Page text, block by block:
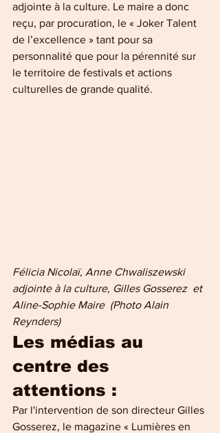
adjointe à la culture. Le maire a donc
reçu, par procuration, le « Joker Talent
de l’excellence » tant pour sa
personnalité que pour la pérennité sur
le territoire de festivals et actions
culturelles de grande qualité.
Félicia Nicolaï, Anne Chwaliszewski
adjointe à la culture, Gilles Gosserez  et
Aline-Sophie Maire  (Photo Alain
Reynders)
Les médias au
centre des
attentions :
Par l'intervention de son directeur Gilles
Gosserez, le magazine « Lumières en